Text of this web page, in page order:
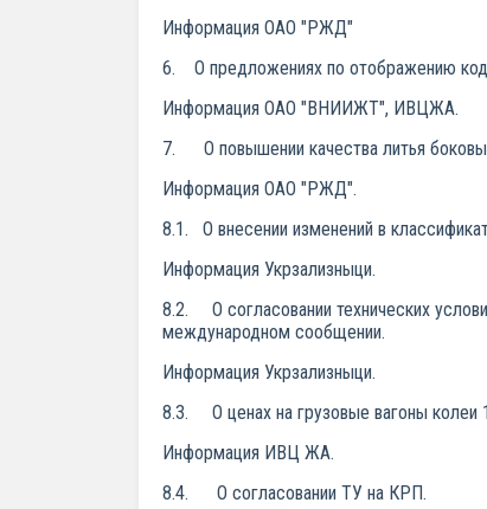
Информация ОАО "РЖД"
6. О предложениях по отображению
Информация ОАО "ВНИИЖТ", ИВЦЖА.
7. О повышении качества литья
Информация ОАО "РЖД".
8.1. О внесении изменений в
Информация Укрзализныци.
8.2. О согласовании технических
международном сообщении.
Информация Укрзализныци.
8.3. О ценах на грузовые вагоны колеи
Информация ИВЦ ЖА.
8.4. О согласовании ТУ на КРП.